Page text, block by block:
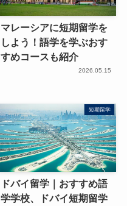
マレーシアに短期留学を
しよう！語学を学ぶおす
すめコースも紹介
2026.05.15
短期留学
ドバイ留学｜おすすめ語
学学校、ドバイ短期留学